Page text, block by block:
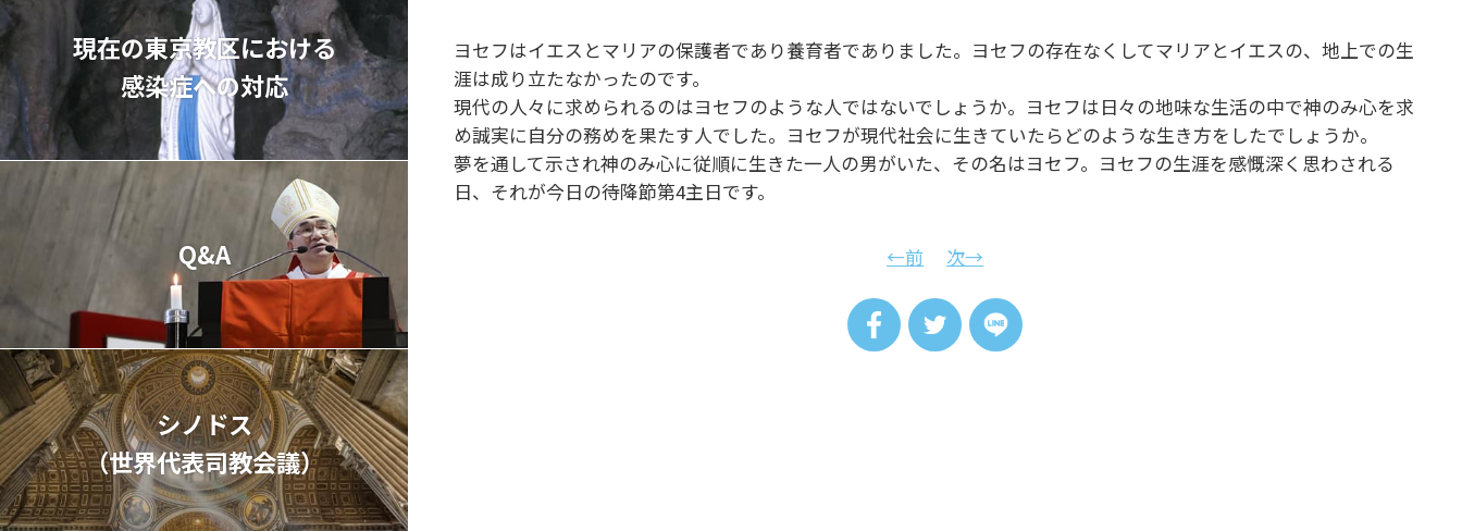
ヨセフはイエスとマリアの保護者であり養育者でありました。ヨセフの存在なくしてマリアとイエスの、地上での生
涯は成り立たなかったのです。
現代の人々に求められるのはヨセフのような人ではないでしょうか。ヨセフは日々の地味な生活の中で神のみ心を求
め誠実に自分の務めを果たす人でした。ヨセフが現代社会に生きていたらどのような生き方をしたでしょうか。
夢を通して示され神のみ心に従順に生きた一人の男がいた、その名はヨセフ。ヨセフの生涯を感慨深く思わされる
日、それが今日の待降節第4主日です。
←前 次→
現在の東京教区における
感染症への対応
Q&A
シノドス
（世界代表司教会議）